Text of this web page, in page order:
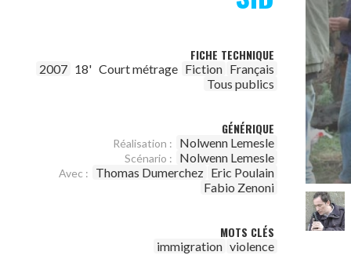
FICHE TECHNIQUE
2007 18' Court métrage Fiction Français
Tous publics
GÉNÉRIQUE
Réalisation : Nolwenn Lemesle
Scénario : Nolwenn Lemesle
Avec : Thomas Dumerchez Eric Poulain
Fabio Zenoni
MOTS CLÉS
immigration violence